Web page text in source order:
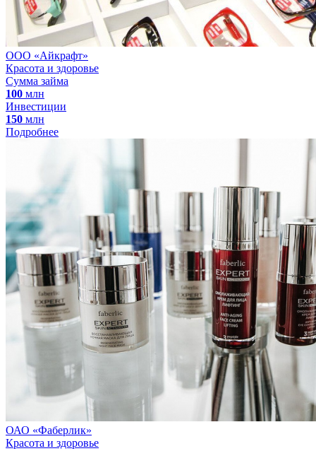
ООО «Айкрафт»
Красота и здоровье
Сумма займа
100 млн
Инвестиции
150 млн
Подробнее
ОАО «Фаберлик»
Красота и здоровье